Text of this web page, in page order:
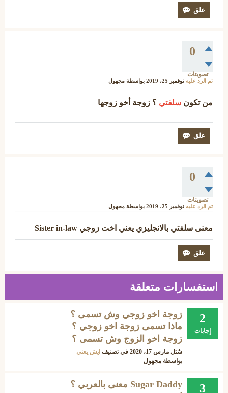
0
تصويتات
تم الرد عليه نوفمبر 25، 2019 بواسطة مجهول
من تكون سلفتي ؟ زوجة أخو زوجها
0
تصويتات
تم الرد عليه نوفمبر 25، 2019 بواسطة مجهول
معنى سلفتي بالانجليزي يعني اخت زوجي Sister in-law
استفسارات متعلقة
2
إجابات
زوجة اخو زوجي وش تسمى ؟
ماذا تسمى زوجة اخو زوجي ؟
زوجة اخو الزوج وش تسمى ؟
سُئل مارس 17، 2020 في تصنيف ايش يعني
بواسطة مجهول
3
Sugar Daddy معنى بالعربي ؟